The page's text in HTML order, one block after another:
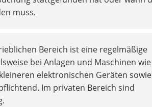
muss.
Bereich ist eine regelmäßige
bei Anlagen und Maschinen wie
elektronischen Geräten sowie
Im privaten Bereich sind